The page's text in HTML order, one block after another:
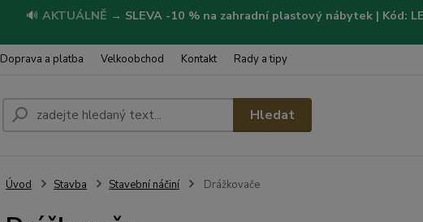
🔊 AKTUÁLNĚ → SLEVA -10 % na zahradní plastový nábytek | Kód:
Doprava a platba Velkoobchod Kontakt Rady a tipy
Hledat
Úvod Stavba Stavební náčiní Drážkovače